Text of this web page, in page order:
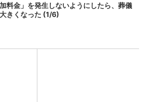
加料金」を発生しないようにしたら、葬儀
きくなった (1/6)